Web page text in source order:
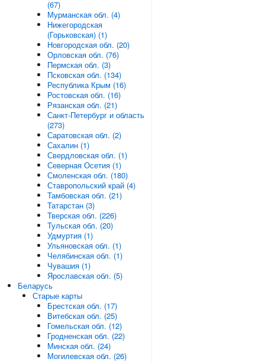
(67)
Мурманская обл. (4)
Нижегородская
(Горьковская) (1)
Новгородская обл. (20)
Орловская обл. (76)
Пермская обл. (3)
Псковская обл. (134)
Республика Крым (16)
Ростовская обл. (16)
Рязанская обл. (21)
Санкт-Петербург и область
(273)
Саратовская обл. (2)
Сахалин (1)
Свердловская обл. (1)
Северная Осетия (1)
Смоленская обл. (180)
Ставропольский край (4)
Тамбовская обл. (21)
Татарстан (3)
Тверская обл. (226)
Тульская обл. (20)
Удмуртия (1)
Ульяновская обл. (1)
Челябинская обл. (1)
Чувашия (1)
Ярославская обл. (5)
Беларусь
Старые карты
Брестская обл. (17)
Витебская обл. (25)
Гомельская обл. (12)
Гродненская обл. (22)
Минская обл. (24)
Могилевская обл. (26)